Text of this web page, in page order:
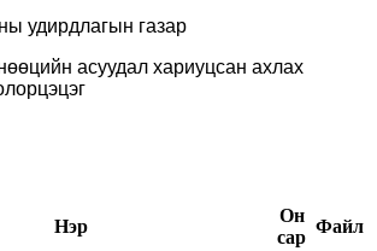
удирдлагын газар
асуудал хариуцсан ахлах
Нэр
Он
сар
Файл